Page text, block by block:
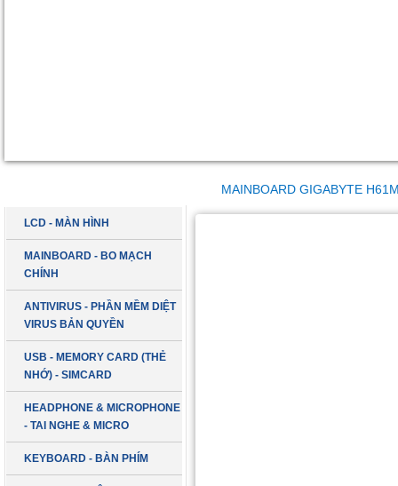
LCD - MÀN HÌNH
MAINBOARD - BO MẠCH
CHÍNH
ANTIVIRUS - PHẦN MỀM DIỆT
VIRUS BẢN QUYỀN
USB - MEMORY CARD (THẺ
NHỚ) - SIMCARD
HEADPHONE & MICROPHONE
- TAI NGHE & MICRO
KEYBOARD - BÀN PHÍM
MAINBOARD GIGABYTE